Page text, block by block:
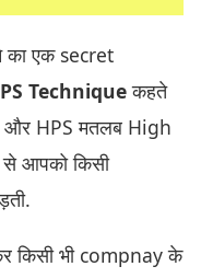
का एक secret
Techniqueकहते
और HPS मतलब High
से आपको किसी
किसी भी compnay के